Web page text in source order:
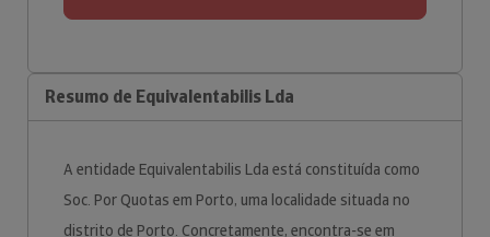
Resumo de Equivalentabilis Lda
A entidade Equivalentabilis Lda está constituída como
Soc. Por Quotas em Porto, uma localidade situada no
distrito de Porto. Concretamente, encontra-se em